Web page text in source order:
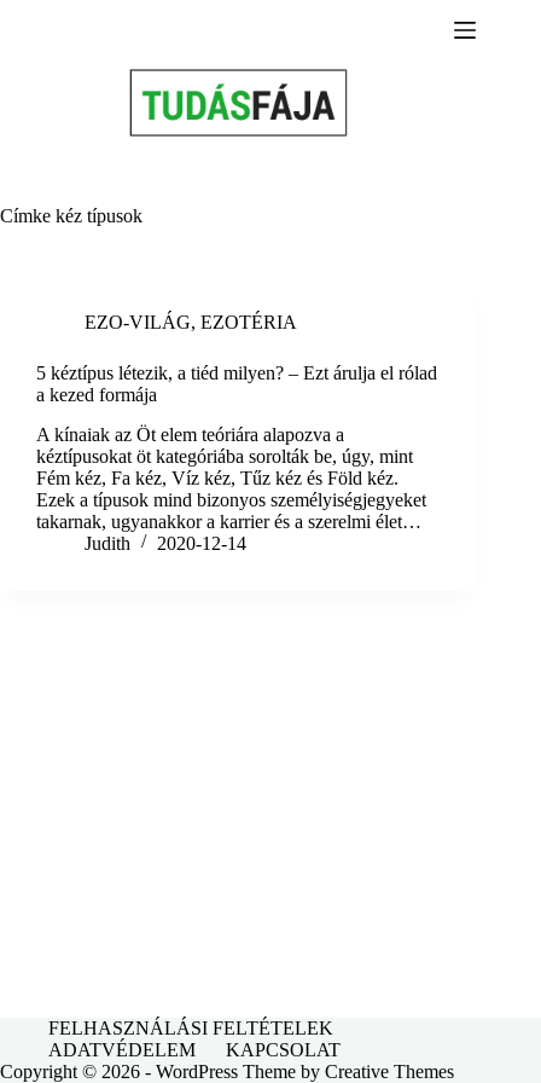
Címke kéz típusok
EZO-VILÁG, EZOTÉRIA
5 kéztípus létezik, a tiéd milyen? – Ezt árulja el rólad
a kezed formája
A kínaiak az Öt elem teóriára alapozva a
kéztípusokat öt kategóriába sorolták be, úgy, mint
Fém kéz, Fa kéz, Víz kéz, Tűz kéz és Föld kéz.
Ezek a típusok mind bizonyos személyiségjegyeket
takarnak, ugyanakkor a karrier és a szerelmi élet…
Judith
2020-12-14
FELHASZNÁLÁSI FELTÉTELEK
ADATVÉDELEM
KAPCSOLAT
Copyright © 2026 - WordPress Theme by Creative Themes